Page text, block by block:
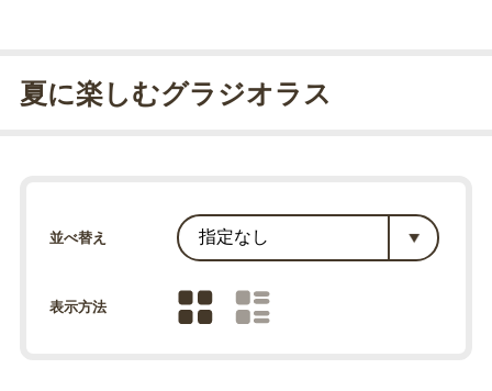
夏に楽しむグラジオラス
並べ替え
表示方法